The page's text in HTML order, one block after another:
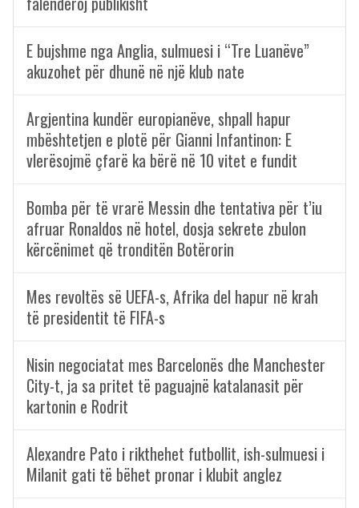
E bujshme nga Anglia, sulmuesi i “Tre Luanëve”
akuzohet për dhunë në një klub nate
Argjentina kundër europianëve, shpall hapur
mbështetjen e plotë për Gianni Infantinon: E
vlerësojmë çfarë ka bërë në 10 vitet e fundit
Bomba për të vrarë Messin dhe tentativa për t’iu
afruar Ronaldos në hotel, dosja sekrete zbulon
kërcënimet që tronditën Botërorin
Mes revoltës së UEFA-s, Afrika del hapur në krah
të presidentit të FIFA-s
Nisin negociatat mes Barcelonës dhe Manchester
City-t, ja sa pritet të paguajnë katalanasit për
kartonin e Rodrit
Alexandre Pato i rikthehet futbollit, ish-sulmuesi i
Milanit gati të bëhet pronar i klubit anglez